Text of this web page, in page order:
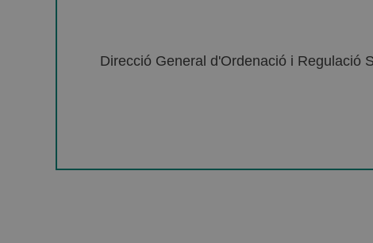
Direcció General d'Ordenació i Regulació